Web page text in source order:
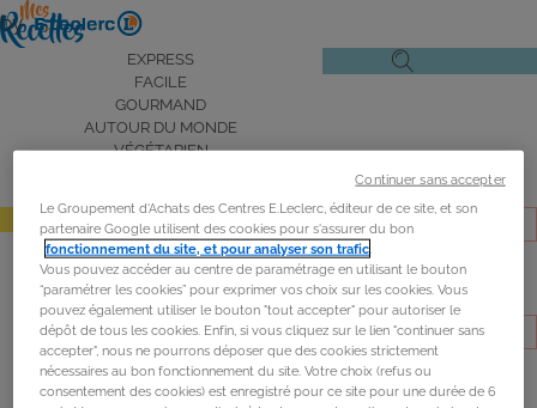
Aller
au
by
Ouvrir
le
menu
EXPRESS
FACILE
GOURMAND
AUTOUR DU MONDE
VÉGÉTARIEN
J’ORGANISE MA SEMAINE
Ouvrir
ONGLETS
PRINCIPAUX
SE CONNECTER
RÉINITIALISER VOTRE MOT DE PASSE
Mot de passe
SE CONNECTER
Le Groupement d'Achats des Centres E.Leclerc, éditeur de ce site, et son
partenaire Google utilisent des cookies pour s'assurer du bon
fonctionnement du site, et pour analyser son trafic.
Vous pouvez accéder au centre de paramétrage en utilisant le bouton
“paramétrer les cookies” pour exprimer vos choix sur les cookies. Vous
pouvez également utiliser le bouton "tout accepter" pour autoriser le
dépôt de tous les cookies. Enfin, si vous cliquez sur le lien "continuer sans
accepter", nous ne pourrons déposer que des cookies strictement
nécessaires au bon fonctionnement du site. Votre choix (refus ou
consentement des cookies) est enregistré pour ce site pour une durée de 6
Continuer sans accepter